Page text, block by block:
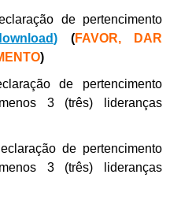
de pertencimento
) (FAVOR, DAR
)
de pertencimento
3 (três) lideranças
de pertencimento
3 (três) lideranças